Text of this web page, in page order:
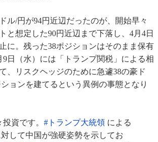
ル/円が94円近辺だったのが、開始早々
と想定した90円近辺まで下落し、4月4日
に。残った38ポジションはそのまま保有
9日（水）には「トランプ関税」による相
、リスクヘッジのために急遽38の豪ド
ョンを建てるという異例の事態となり
資です。 #トランプ大統領 による
対して中国が強硬姿勢を示してお